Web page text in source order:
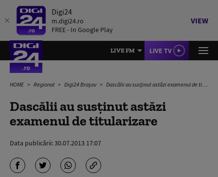
Digi24
m.digi24.ro
FREE - In Google Play
VIEW
LIVE FM LIVE TV
HOME Regional Digi24 Brașov Dascălii au susţinut astăzi examenul de titularizare
Dascălii au susţinut astăzi
examenul de titularizare
Data publicării:30.07.2013 17:07